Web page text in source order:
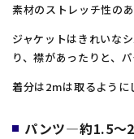
素材のストレッチ性の
ジャケットはきれいな
り、襟があったりと、
着分は2mは取るように
パンツ―約1.5～